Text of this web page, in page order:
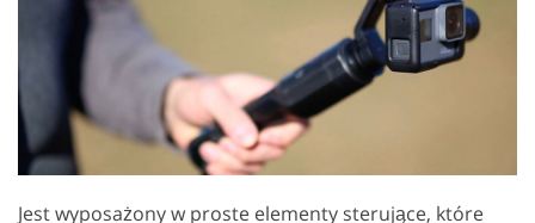
Jest wyposażony w proste elementy sterujące, które